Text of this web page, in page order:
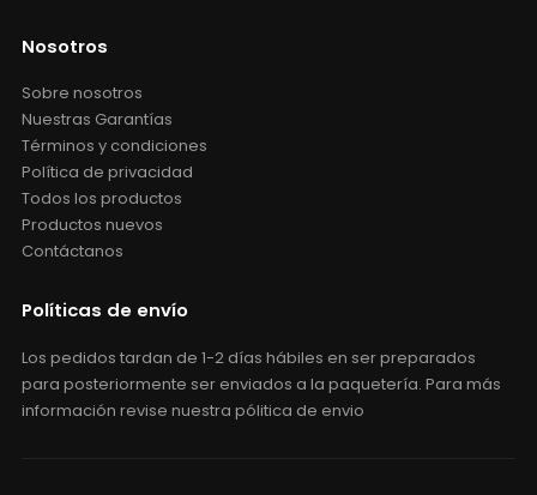
Nosotros
Sobre nosotros
Nuestras Garantías
Términos y condiciones
Política de privacidad
Todos los productos
Productos nuevos
Contáctanos
Políticas de envío
Los pedidos tardan de 1-2 días hábiles en ser preparados
para posteriormente ser enviados a la paquetería. Para más
información revise nuestra pólitica de envio